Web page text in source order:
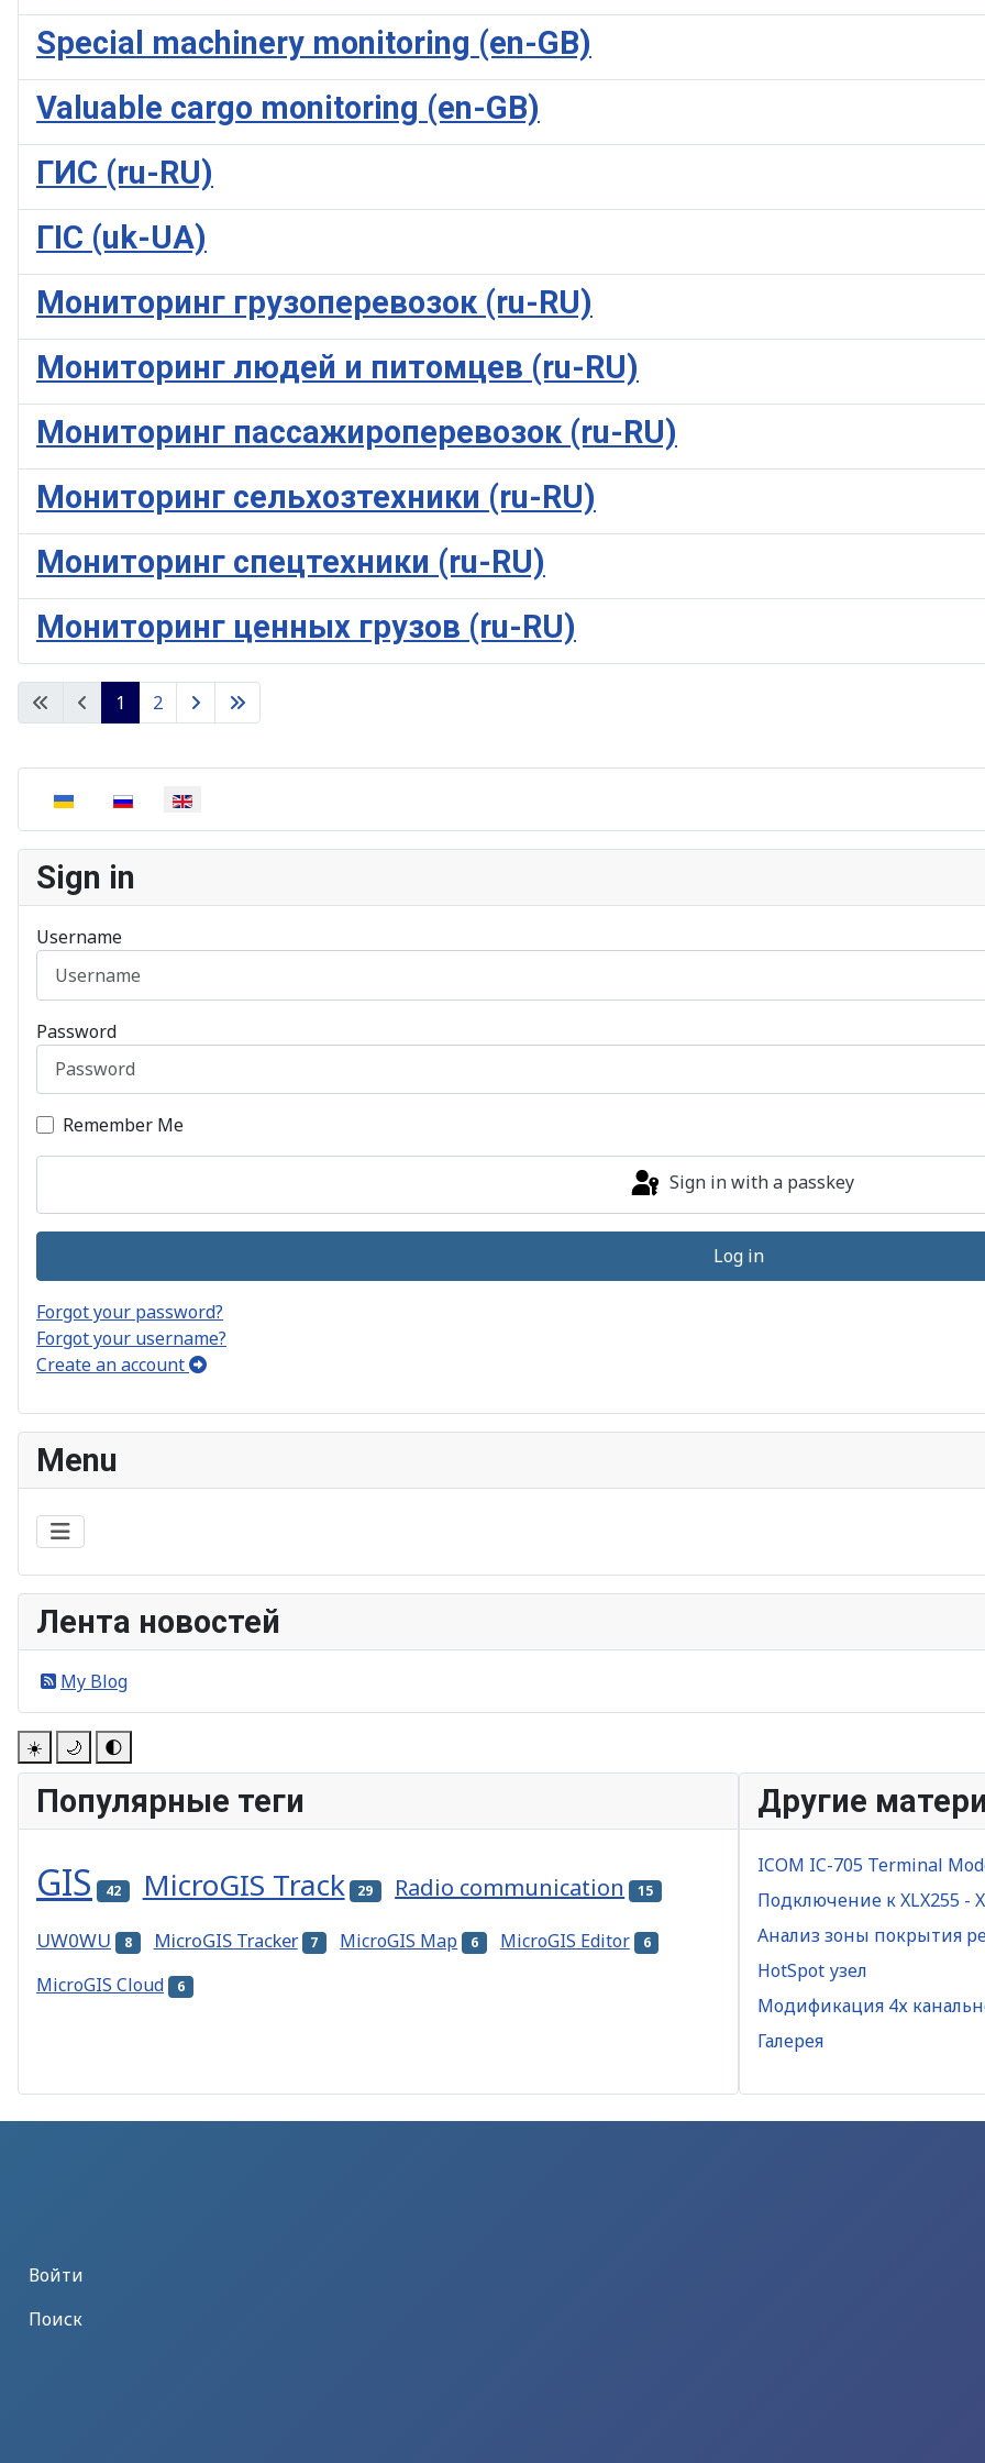
Special machinery monitoring (en-GB)
Valuable cargo monitoring (en-GB)
ГИС (ru-RU)
ГІС (uk-UA)
Мониторинг грузоперевозок (ru-RU)
Мониторинг людей и питомцев (ru-RU)
Мониторинг пассажироперевозок (ru-RU)
Мониторинг сельхозтехники (ru-RU)
Мониторинг спецтехники (ru-RU)
Мониторинг ценных грузов (ru-RU)
1 2
Select your language
Sign in
Username
Password
Remember Me
Sign in with a passkey
Log in
Forgot your password?
Forgot your username?
Create an account
Menu
Лента новостей
My Blog
☀️ 🌙 🌓
Популярные теги
GIS 42 MicroGIS Track 29 Radio communication 15
UW0WU 8 MicroGIS Tracker 7 MicroGIS Map 6 MicroGIS Editor 6
MicroGIS Cloud 6
Другие
ICOM IC-705 Terminal
Подключение к XLX255 -
Анализ зоны покрытия
HotSpot узел
Модификация 4х
Галерея
Войти
Поиск